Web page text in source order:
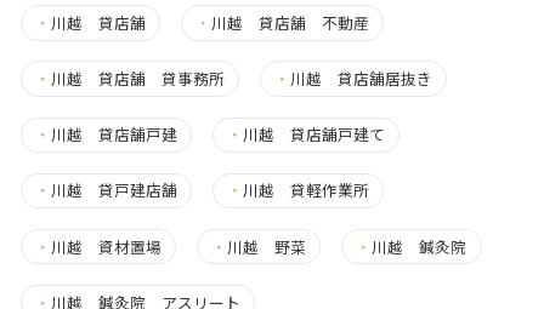
・ 川越 貸店舗 ・ 川越 貸店舗 不動産
・ 川越 貸店舗 貸事務所 ・ 川越 貸店舗居抜き
・ 川越 貸店舗戸建 ・ 川越 貸店舗戸建て
・ 川越 貸戸建店舗 ・ 川越 貸軽作業所
・ 川越 資材置場 ・ 川越 野菜 ・ 川越 鍼灸院
・ 川越 鍼灸院 アスリート